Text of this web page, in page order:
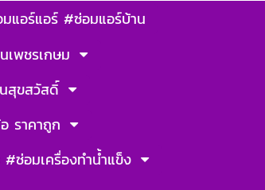
แอร์แอร์ #ซ่อมแอร์บ้าน
เพชรเกษม
สุขสวัสดิ์
ราคาถูก
ซ่อมเครื่องทำน้ำแข็ง